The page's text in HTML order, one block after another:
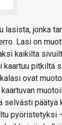
lasista, jonka
Lasi on
kaikilta
kaartuu pitkiltä
ovat
selvästi päätyä
pyöristetyksi